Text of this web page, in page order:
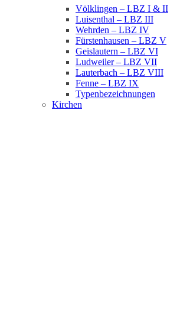
Völklingen – LBZ I & II
Luisenthal – LBZ III
Wehrden – LBZ IV
Fürstenhausen – LBZ V
Geislautern – LBZ VI
Ludweiler – LBZ VII
Lauterbach – LBZ VIII
Fenne – LBZ IX
Typenbezeichnungen
Kirchen